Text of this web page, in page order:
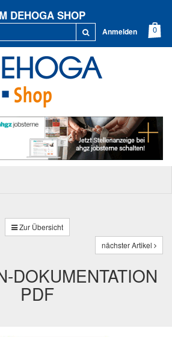
DEHOGA SHOP
Anmelden
Zur Übersicht
nächster Artikel
DOKUMENTATION
PDF